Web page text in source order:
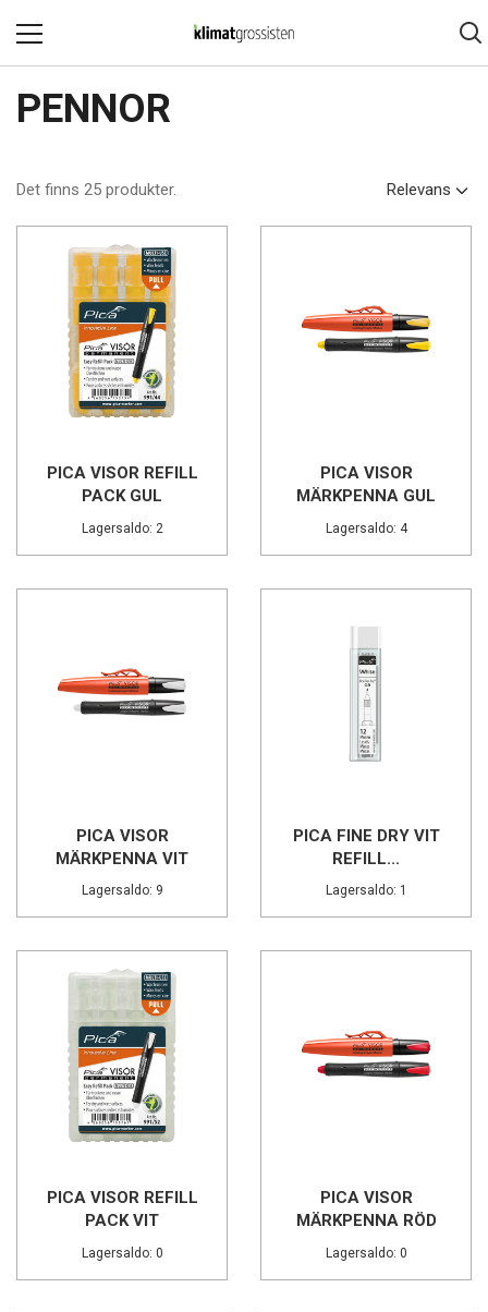
PENNOR
Det finns 25 produkter. Relevans
PICA VISOR REFILL
PACK GUL
Lagersaldo: 2
PICA VISOR
MÄRKPENNA GUL
Lagersaldo: 4
PICA VISOR
MÄRKPENNA VIT
Lagersaldo: 9
PICA FINE DRY VIT
REFILL...
Lagersaldo: 1
PICA VISOR REFILL
PACK VIT
Lagersaldo: 0
PICA VISOR
MÄRKPENNA RÖD
Lagersaldo: 0